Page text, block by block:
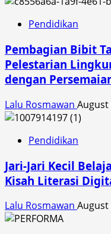
Pendidikan
Pembagian Bibit
Pelestarian
dengan
Lalu Rosmawan August
Pendidikan
Jari-Jari Kecil
Kisah Literasi
Lalu Rosmawan August